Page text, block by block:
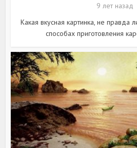
9 лет назад
Какая вкусная картинка, не правда
способах приготовления